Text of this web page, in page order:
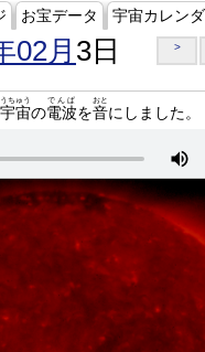
お宝データ 宇宙カレン
02月 3日 >
宇宙
うちゅう
の電波
でんぱ
を音
おと
にしました。